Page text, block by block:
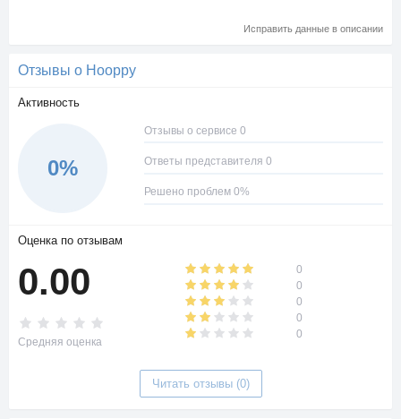
Исправить данные в описании
Отзывы о Hooppy
Активность
0%
Отзывы о сервисе 0
Ответы представителя 0
Решено проблем 0%
Оценка по отзывам
0.00
Средняя оценка
0
0
0
0
0
Читать отзывы (0)